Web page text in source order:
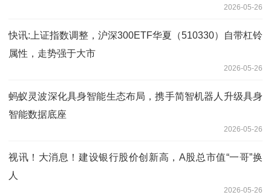
2026-05-26
快讯:上证指数调整，沪深300ETF华夏（510330）自带杠铃
属性，走势强于大市
2026-05-26
蚂蚁灵波深化具身智能生态布局，携手简智机器人升级具身
智能数据底座
2026-05-26
视讯！大消息！建设银行股价创新高，A股总市值“一哥”换
人
2026-05-26